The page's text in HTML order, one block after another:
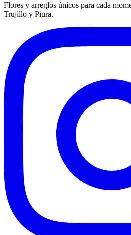
Flores y arreglos únicos para cada
Trujillo y Piura.